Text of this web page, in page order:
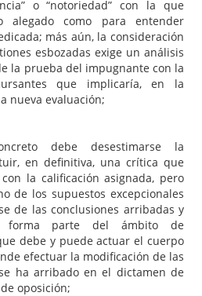
o “notoriedad” con la que
como para entender
más aún, la consideración
esbozadas exige un análisis
la prueba del impugnante con la
que implicaría, en la
nueva evaluación;
debe desestimarse la
en definitiva, una crítica que
la calificación asignada, pero
de los supuestos excepcionales
de las conclusiones arribadas y
parte del ámbito de
debe y puede actuar el cuerpo
efectuar la modificación de las
ha arribado en el dictamen de
oposición;